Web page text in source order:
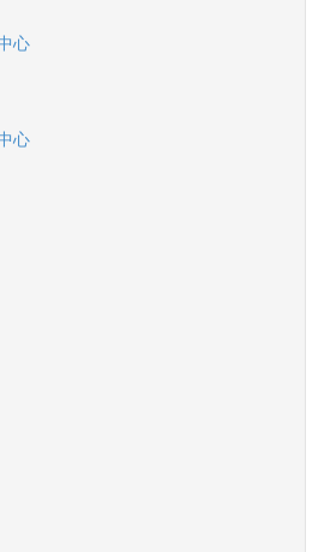
心
心